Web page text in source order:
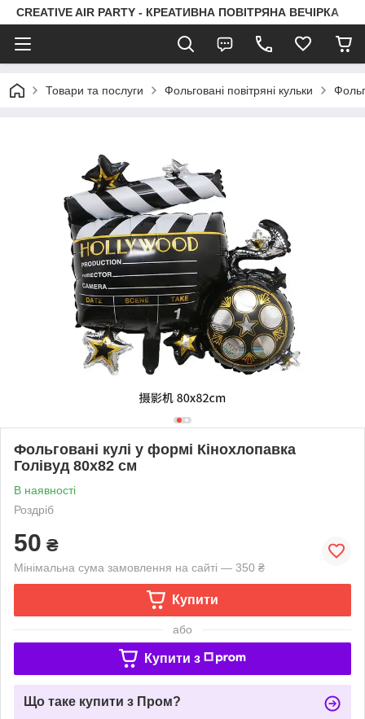
CREATIVE AIR PARTY - КРЕАТИВНА ПОВІТРЯНА ВЕЧІРКА
Товари та послуги Фольговані повітряні кульки
Фольговані кулі у формі Кінохлопавка
Голівуд 80х82 см
В наявності
Роздріб
50 ₴
Мінімальна сума замовлення на сайті — 350 ₴
Купити
або
Купити з
Що таке купити з Пром?